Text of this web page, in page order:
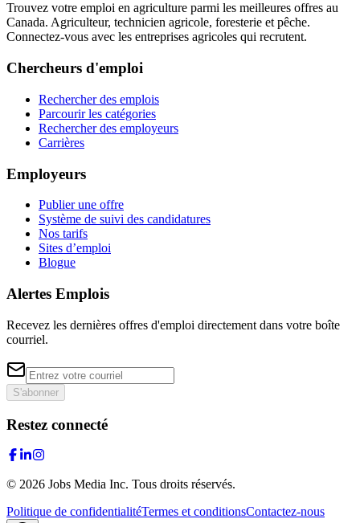
Trouvez votre emploi en agriculture parmi les meilleures offres au
Canada. Agriculteur, technicien agricole, foresterie et pêche.
Connectez-vous avec les entreprises agricoles qui recrutent.
Chercheurs d'emploi
Rechercher des emplois
Parcourir les catégories
Rechercher des employeurs
Carrières
Employeurs
Publier une offre
Système de suivi des candidatures
Nos tarifs
Sites d’emploi
Blogue
Alertes Emplois
Recevez les dernières offres d'emploi directement dans votre boîte
courriel.
S'abonner
Restez connecté
© 2026 Jobs Media Inc. Tous droits réservés.
Politique de confidentialitéTermes et conditionsContactez-nous